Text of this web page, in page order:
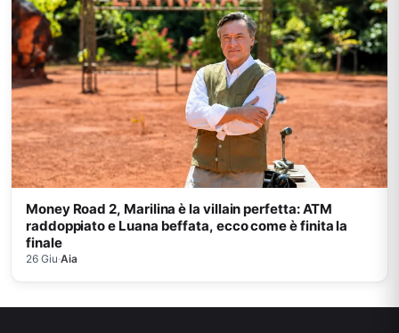
Money Road 2, Marilina è la villain perfetta: ATM
raddoppiato e Luana beffata, ecco come è finita la
finale
26 Giu·Aia